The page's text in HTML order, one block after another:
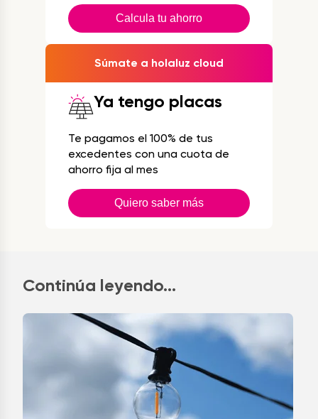
Calcula tu ahorro
Súmate a holaluz cloud
Ya tengo placas
Te pagamos el 100% de tus
excedentes con una cuota de
ahorro fija al mes
Quiero saber más
Continúa leyendo...